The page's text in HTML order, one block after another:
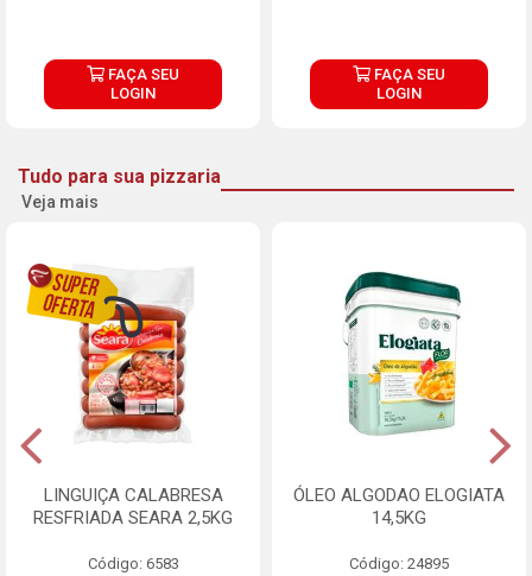
FAÇA SEU
LOGIN
FAÇA SEU
LOGIN
Tudo para sua pizzaria
Veja mais
LINGUIÇA CALABRESA
RESFRIADA SEARA 2,5KG
Código: 6583
ÓLEO ALGODAO ELOGIATA
14,5KG
Código: 24895